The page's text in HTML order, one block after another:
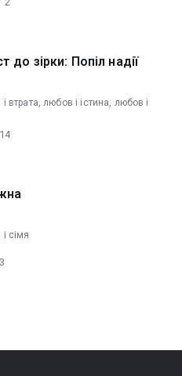
до зірки: Попіл надії
втрата, любов і істина, любов і
14
сімя
3